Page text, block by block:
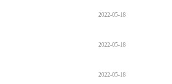
2022-05-18
2022-05-18
2022-05-18